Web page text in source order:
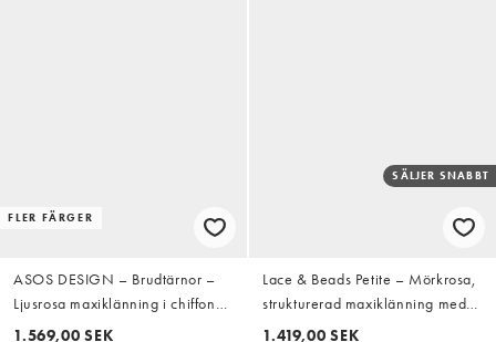
FLER FÄRGER
ASOS DESIGN – Brudtärnor –
Ljusrosa maxiklänning i chiffong
med bardotringning och
1.569,00 SEK
SÄLJER SNABBT
Lace & Beads Petite – Mörkrosa,
strukturerad maxiklänning med
halterneck och sänkt midja
1.419,00 SEK